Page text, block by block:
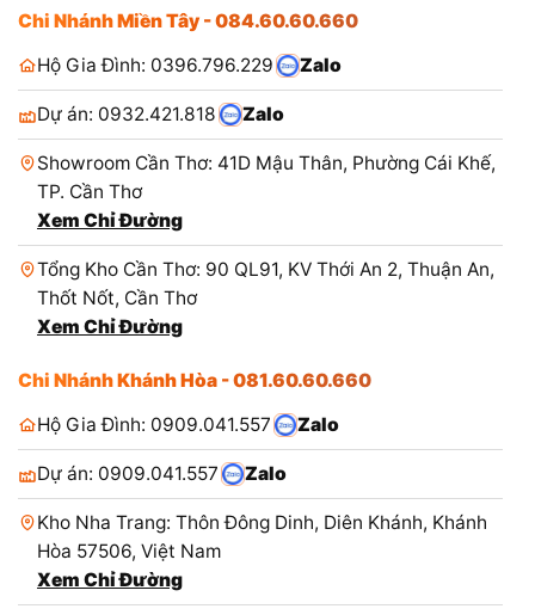
Chi Nhánh Miền Tây - 084.60.60.660
Hộ Gia Đình: 0396.796.229
Zalo
Dự án: 0932.421.818 Zalo
Showroom Cần Thơ: 41D Mậu Thân, Phường Cái Khế,
TP. Cần Thơ
Xem Chỉ Đường
Tổng Kho Cần Thơ: 90 QL91, KV Thới An 2, Thuận An,
Thốt Nốt, Cần Thơ
Xem Chỉ Đường
Chi Nhánh Khánh Hòa - 081.60.60.660
Hộ Gia Đình: 0909.041.557
Zalo
Dự án: 0909.041.557 Zalo
Kho Nha Trang: Thôn Đông Dinh, Diên Khánh, Khánh
Hòa 57506, Việt Nam
Xem Chỉ Đường